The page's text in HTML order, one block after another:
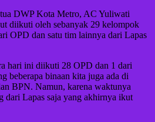
DWP Kota Metro, AC Yuliwati
diikuti oleh sebanyak 29 kelompok
OPD dan satu tim lainnya dari Lapas
hari ini diikuti 28 OPD dan 1 dari
beberapa binaan kita juga ada di
BPN. Namun, karena waktunya
dari Lapas saja yang akhirnya ikut